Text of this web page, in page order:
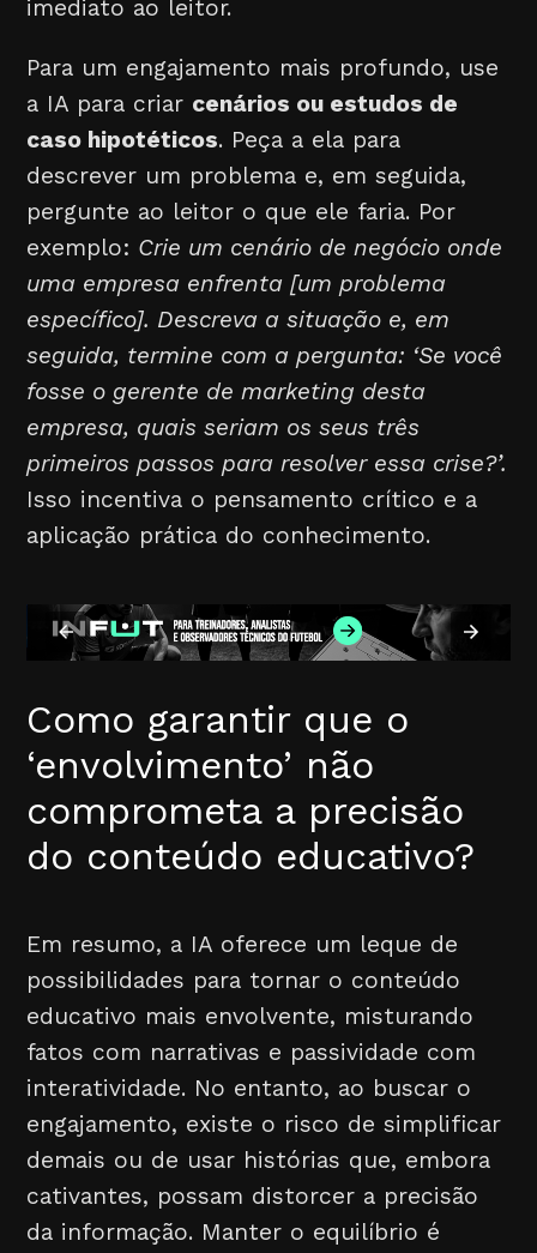
imediato ao leitor.
Para um engajamento mais profundo, use
a IA para criar cenários ou estudos de
caso hipotéticos. Peça a ela para
descrever um problema e, em seguida,
pergunte ao leitor o que ele faria. Por
exemplo: Crie um cenário de negócio onde
uma empresa enfrenta [um problema
específico]. Descreva a situação e, em
seguida, termine com a pergunta: ‘Se você
fosse o gerente de marketing desta
empresa, quais seriam os seus três
primeiros passos para resolver essa crise?’.
Isso incentiva o pensamento crítico e a
aplicação prática do conhecimento.
Como garantir que o
‘envolvimento’ não
comprometa a precisão
do conteúdo educativo?
Em resumo, a IA oferece um leque de
possibilidades para tornar o conteúdo
educativo mais envolvente, misturando
fatos com narrativas e passividade com
interatividade. No entanto, ao buscar o
engajamento, existe o risco de simplificar
demais ou de usar histórias que, embora
cativantes, possam distorcer a precisão
da informação. Manter o equilíbrio é